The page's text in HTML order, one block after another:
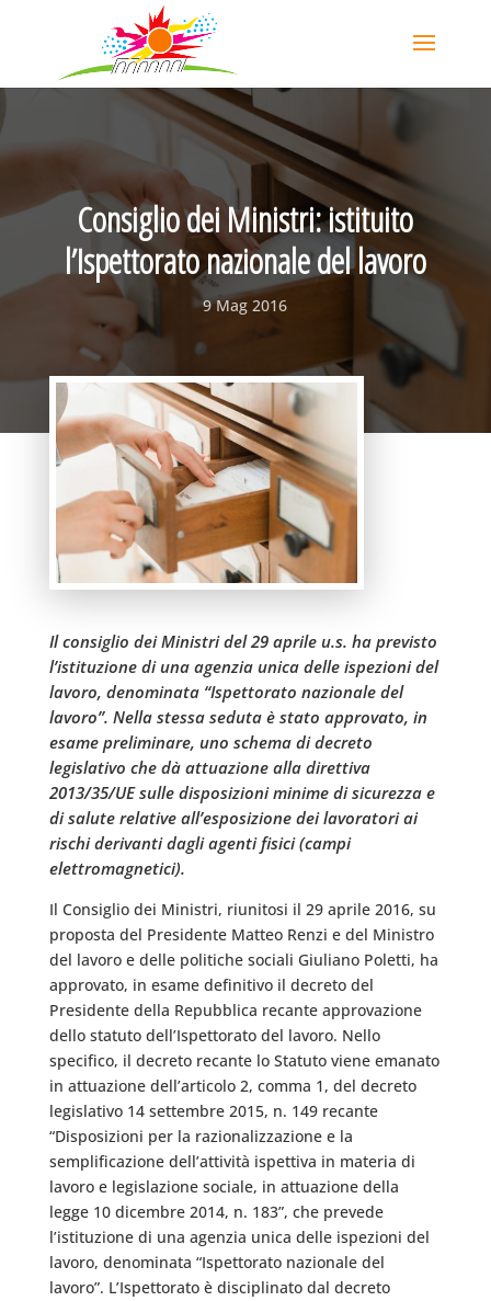
Consiglio dei Ministri: istituito
l’Ispettorato nazionale del lavoro
9 Mag 2016
Il consiglio dei Ministri del 29 aprile u.s. ha previsto
l’istituzione di una agenzia unica delle ispezioni del
lavoro, denominata “Ispettorato nazionale del
lavoro”. Nella stessa seduta è stato approvato, in
esame preliminare, uno schema di decreto
legislativo che dà attuazione alla direttiva
2013/35/UE sulle disposizioni minime di sicurezza e
di salute relative all’esposizione dei lavoratori ai
rischi derivanti dagli agenti fisici (campi
elettromagnetici).
Il Consiglio dei Ministri, riunitosi il 29 aprile 2016, su
proposta del Presidente Matteo Renzi e del Ministro
del lavoro e delle politiche sociali Giuliano Poletti, ha
approvato, in esame definitivo il decreto del
Presidente della Repubblica recante approvazione
dello statuto dell’Ispettorato del lavoro. Nello
specifico, il decreto recante lo Statuto viene emanato
in attuazione dell’articolo 2, comma 1, del decreto
legislativo 14 settembre 2015, n. 149 recante
“Disposizioni per la razionalizzazione e la
semplificazione dell’attività ispettiva in materia di
lavoro e legislazione sociale, in attuazione della
legge 10 dicembre 2014, n. 183”, che prevede
l’istituzione di una agenzia unica delle ispezioni del
lavoro, denominata “Ispettorato nazionale del
lavoro”. L’Ispettorato è disciplinato dal decreto